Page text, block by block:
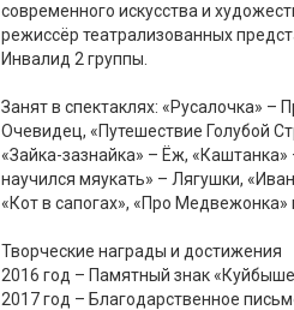
современного искусства и
режиссёр театрализованных
Инвалид 2 группы.
Занят в спектаклях: «Русалочка»
Очевидец, «Путешествие Голубой
«Зайка-зазнайка» – Ёж,
научился мяукать» – Лягушки,
«Кот в сапогах», «Про Медвежонка»
Творческие награды и достижения
2016 год – Памятный знак
2017 год – Благодарственное